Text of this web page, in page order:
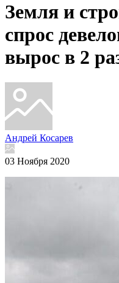
Земля и
спрос
вырос в 2
Андрей Косарев
03 Ноября 2020